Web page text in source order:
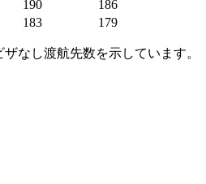
190
186
183 179
なし渡航先数を示しています。